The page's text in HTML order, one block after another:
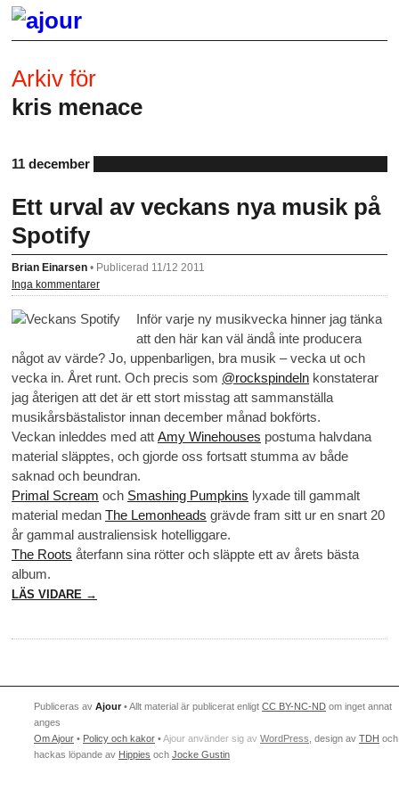
Arkiv för
kris menace
11 december
Ett urval av veckans nya musik på
Spotify
Brian Einarsen • Publicerad 11/12 2011
Inga kommentarer
Inför varje ny musikvecka hinner jag tänka
att den här kan väl ändå inte producera
något av värde? Jo, uppenbarligen, bra musik – vecka ut och
vecka in. Året runt. Och precis som @rockspindeln konstaterar
jag återigen att det är ett stort misstag att sammanställa
musikårsbästalistor innan december månad bokförts.
Veckan inleddes med att Amy Winehouses postuma halvdana
material släpptes, och gjorde oss fortsatt stumma av både
saknad och beundran.
Primal Scream och Smashing Pumpkins lyxade till gammalt
material medan The Lemonheads grävde fram sitt ur en snart 20
år gammal australiensisk hotelliggare.
The Roots återfann sina rötter och släppte ett av årets bästa
album.
LÄS VIDARE →
Publiceras av Ajour • Allt material är publicerat enligt CC BY-NC-ND om inget annat
anges
Om Ajour • Policy och kakor •Ajour använder sig av WordPress , design av TDH och
hackas löpande av Hippies och Jocke Gustin